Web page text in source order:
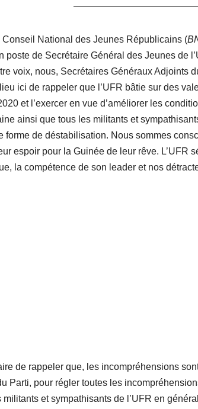
Conseil National des Jeunes Républicains (
poste de Secrétaire Général des Jeunes de
voix, nous, Secrétaires Généraux Adjoints
ici de rappeler que l’UFR bâtie sur des
et l’exercer en vue d’améliorer les
ainsi que tous les militants et
forme de déstabilisation. Nous sommes
espoir pour la Guinée de leur rêve.
la compétence de son leader et nos
de rappeler que, les incompréhensions
Parti, pour régler toutes les
et sympathisants de l’UFR en